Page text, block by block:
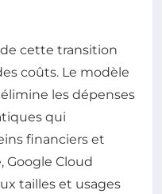
cette transition
coûts. Le modèle
les dépenses
qui
financiers et
Google Cloud
tailles et usages